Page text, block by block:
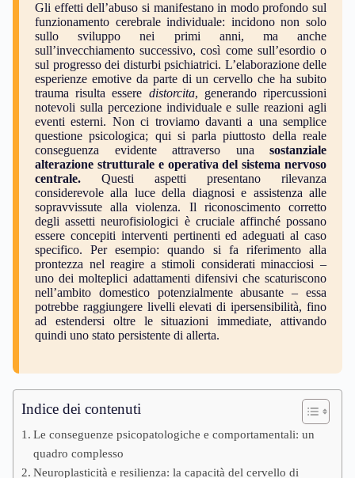
Gli effetti dell’abuso si manifestano in modo profondo sul
funzionamento cerebrale individuale: incidono non solo
sullo sviluppo nei primi anni, ma anche
sull’invecchiamento successivo, così come sull’esordio o
sul progresso dei disturbi psichiatrici. L’elaborazione delle
esperienze emotive da parte di un cervello che ha subito
trauma risulta essere distorcita, generando ripercussioni
notevoli sulla percezione individuale e sulle reazioni agli
eventi esterni. Non ci troviamo davanti a una semplice
questione psicologica; qui si parla piuttosto della reale
conseguenza evidente attraverso una sostanziale
alterazione strutturale e operativa del sistema nervoso
centrale. Questi aspetti presentano rilevanza
considerevole alla luce della diagnosi e assistenza alle
sopravvissute alla violenza. Il riconoscimento corretto
degli assetti neurofisiologici è cruciale affinché possano
essere concepiti interventi pertinenti ed adeguati al caso
specifico. Per esempio: quando si fa riferimento alla
prontezza nel reagire a stimoli considerati minacciosi –
uno dei molteplici adattamenti difensivi che scaturiscono
nell’ambito domestico potenzialmente abusante – essa
potrebbe raggiungere livelli elevati di ipersensibilità, fino
ad estendersi oltre le situazioni immediate, attivando
quindi uno stato persistente di allerta.
Indice dei contenuti
Le conseguenze psicopatologiche e comportamentali: un
quadro complesso
Neuroplasticità e resilienza: la capacità del cervello di